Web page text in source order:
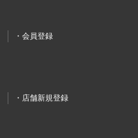
会員登録
店舗新規登録